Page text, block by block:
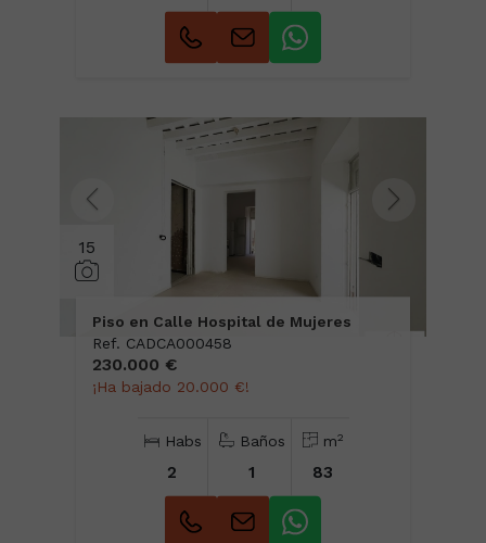
15
Piso en Calle Hospital de Mujeres
Ref. CADCA000458
230.000 €
¡Ha bajado 20.000 €!
Habs
2
Baños
1
m2
83